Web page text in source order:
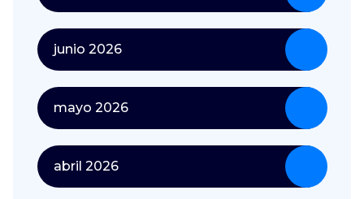
junio 2026
mayo 2026
abril 2026